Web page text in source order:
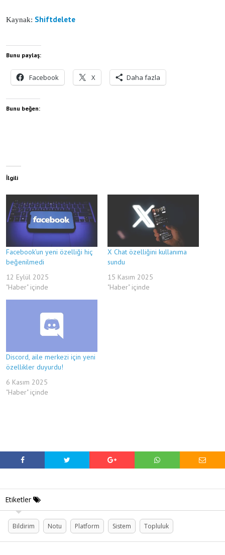
Kaynak: Shiftdelete
Bunu paylaş:
Facebook X Daha fazla
Bunu beğen:
İlgili
Facebook’un yeni özelliği hiç
beğenilmedi
12 Eylül 2025
"Haber" içinde
X Chat özelliğini kullanıma
sundu
15 Kasım 2025
"Haber" içinde
Discord, aile merkezi için yeni
özellikler duyurdu!
6 Kasım 2025
"Haber" içinde
Etiketler
Bildirim Notu Platform Sistem Topluluk